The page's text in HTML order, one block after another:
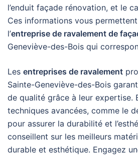
l’enduit façade rénovation, et le
Ces informations vous
l’entreprise de ravalement de
Geneviève-des-Bois qui
Les entreprises de ravalement
Sainte-Geneviève-des-Bois
de qualité grâce à leur expertise.
techniques avancées, comme le
pour assurer la durabilité et
conseillent sur les meilleurs
durable et esthétique. Engagez